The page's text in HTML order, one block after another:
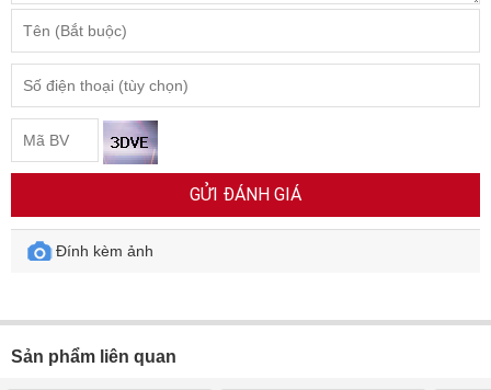
GỬI ĐÁNH GIÁ
Đính kèm ảnh
Sản phẩm liên quan